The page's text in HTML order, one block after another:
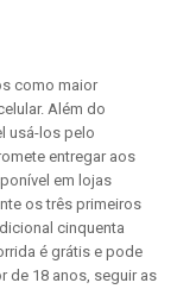
como maior
Além do
usá-los pelo
entregar aos
em lojas
os três primeiros
cinquenta
é grátis e pode
de 18 anos, seguir as